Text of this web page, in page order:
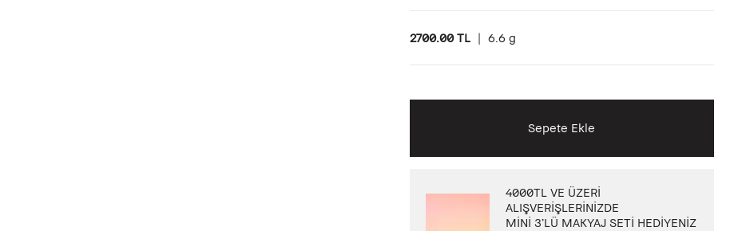
2700.00 TL | 6.6 g
Sepete Ekle
4000TL VE ÜZERİ
ALIŞVERİŞLERİNİZDE
MİNİ 3’LÜ MAKYAJ SETİ HEDİYENİZ